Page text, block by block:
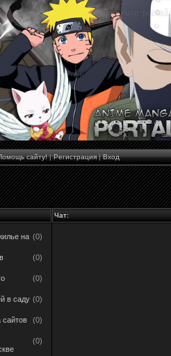
сайту!|Регистрация|Вход
Чат:
на (0)
(0)
(0)
в саду (0)
сайтов
(0)
(0)